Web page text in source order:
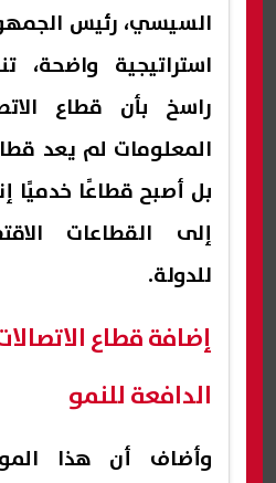
السيسي، رئيس
استراتيجية واضحة،
راسخ بأن قطاع
المعلومات لم يعد
بل أصبح قطاعًا خدميًا
إلى القطاعات
للدولة.
إضافة قطاع
الدافعة للنمو
وأضاف أن هذا